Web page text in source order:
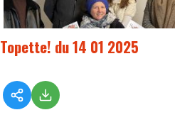
Topette! du 14 01 2025